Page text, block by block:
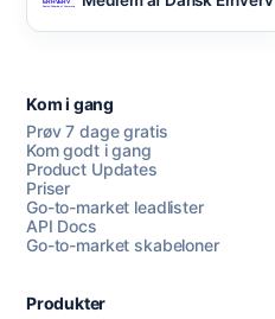
Kom i gang
Prøv 7 dage gratis
Kom godt i gang
Product Updates
Priser
Go-to-market leadlister
API Docs
Go-to-market skabeloner
Produkter